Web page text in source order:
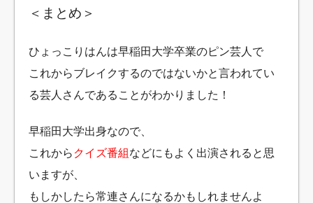
＜まとめ＞
ひょっこりはんは早稲田大学卒業のピン芸人で
これからブレイクするのではないかと言われてい
る芸人さんであることがわかりました！
早稲田大学出身なので、
これから クイズ番組などにもよく出演されると思
いますが、
もしかしたら常連さんになるかもしれませんよ